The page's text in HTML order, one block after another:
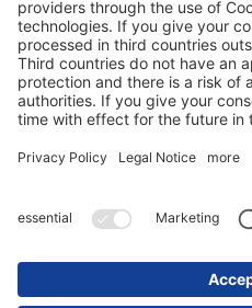
Proteção de dadosFicha